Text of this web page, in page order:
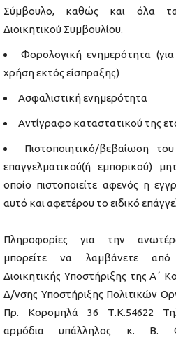
Σύμβουλο, καθώς και όλα
Διοικητικού Συμβουλίου.
Φορολογική ενημερότητα
χρήση εκτός είσπραξης)
Ασφαλιστική ενημερότητα
Αντίγραφο καταστατικού της
Πιστοποιητικό/βεβαίωση
επαγγελματικού(ή εμπορικού)
οποίο πιστοποιείτε αφενός η
αυτό και αφετέρου το ειδικό
Πληροφορίες για την
μπορείτε να λαμβάνετε
Διοικητικής Υποστήριξης της Α΄
Δ/νσης Υποστήριξης Πολιτικών
Πρ. Κορομηλά 36 Τ.Κ.54622
αρμόδια υπάλληλος κ. Β.